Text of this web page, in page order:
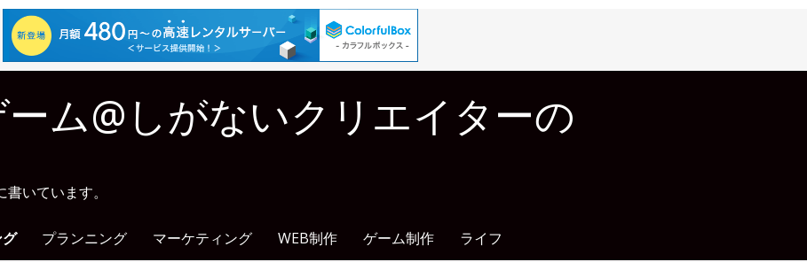
ム@しがないクリエイターの
いています。
プランニング マーケティング WEB制作 ゲーム制作 ライフ